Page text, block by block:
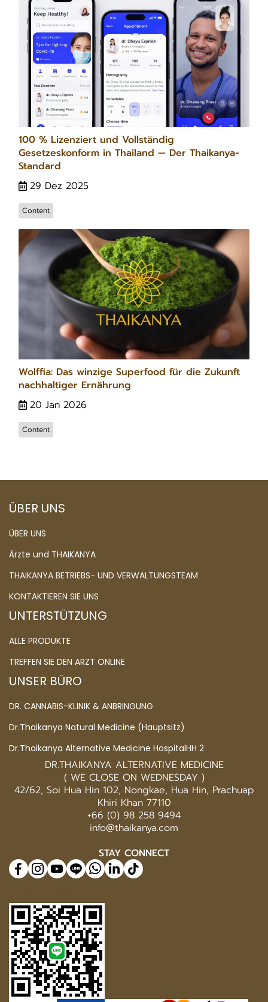
100 % Lizenziert und Vollständig
Gesetzeskonform in Thailand — Der Thaikanya-
Standard
29 Dez 2025
Content
Wolffia: Das winzige Superfood für die Zukunft
nachhaltiger Ernährung
20 Jan 2026
Content
ÜBER UNS
ÜBER UNS
Ärzte und THAIKANYA
THAIKANYA BETRIEBS- UND VERWALTUNGSTEAM
KONTAKTIEREN SIE UNS
UNTERSTÜTZUNG
ALLE PRODUKTE
TREFFEN SIE DEN ARZT ONLINE
UNSER BÜRO
DR. CANNABIS-KLINIK & ANBRINGUNG
Dr.Thaikanya Natural Medicine (Hauptsitz)
Dr.Thaikanya Alternative Medicine HospitalHH 2
DR.THAIKANYA ALTERNATIVE MEDICINE
( WE CLOSE ON WEDNESDAY )
42/62, Soi Hua Hin 102, Nongkae, Hua Hin, Prachuap
Khiri Khan 77110
+66 (0) 98 258 9494
info@thaikanya.com
STAY CONNECT